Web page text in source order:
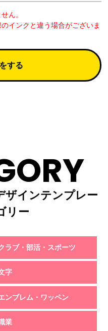
ん。
インクと違う場合がございま
する
ザインテンプレー
リー
ラブ・部活・スポーツ
字
ンブレム・ワッペン
業